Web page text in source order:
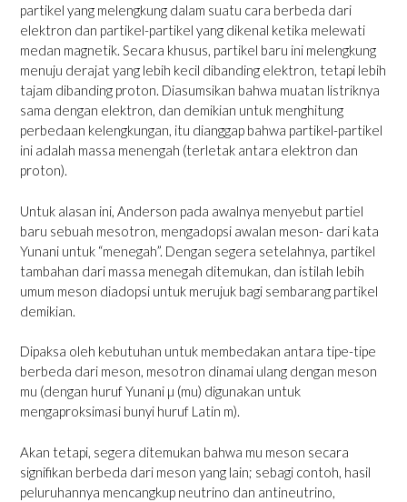
partikel yang melengkung dalam suatu cara berbeda dari
elektron dan partikel-partikel yang dikenal ketika melewati
medan magnetik. Secara khusus, partikel baru ini melengkung
menuju derajat yang lebih kecil dibanding elektron, tetapi lebih
tajam dibanding proton. Diasumsikan bahwa muatan listriknya
sama dengan elektron, dan demikian untuk menghitung
perbedaan kelengkungan, itu dianggap bahwa partikel-partikel
ini adalah massa menengah (terletak antara elektron dan
proton).
Untuk alasan ini, Anderson pada awalnya menyebut partiel
baru sebuah mesotron, mengadopsi awalan meson- dari kata
Yunani untuk “menegah”. Dengan segera setelahnya, partikel
tambahan dari massa menegah ditemukan, dan istilah lebih
umum meson diadopsi untuk merujuk bagi sembarang partikel
demikian.
Dipaksa oleh kebutuhan untuk membedakan antara tipe-tipe
berbeda dari meson, mesotron dinamai ulang dengan meson
mu (dengan huruf Yunani µ (mu) digunakan untuk
mengaproksimasi bunyi huruf Latin m).
Akan tetapi, segera ditemukan bahwa mu meson secara
signifikan berbeda dari meson yang lain; sebagi contoh, hasil
peluruhannya mencangkup neutrino dan antineutrino,